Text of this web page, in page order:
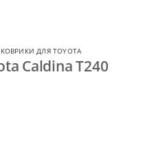
КОВРИКИ ДЛЯ TOYOTA
Caldina T240